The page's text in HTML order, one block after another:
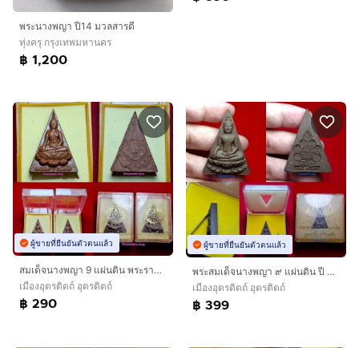
พระนางพญา ปี14 มวลสารดี
ทุ่งครุ กรุงเทพมหานคร
฿ 1,200
ผู้ขายที่ยืนยันตัวตนแล้ว
สมเด็จนางพญา 9 แผ่นดิน พระราชพิธีมหามงคลเฉลิมพระชนมพรรษา 6 รอบ 5 ธันวาคม 2542
เมืองอุตรดิตถ์ อุตรดิตถ์
฿ 290
ผู้ขายที่ยืนยันตัวตนแล้ว
พระสมเด็จนางพญา ๙ แผ่นดิน ปี 2551.
เมืองอุตรดิตถ์ อุตรดิตถ์
฿ 399